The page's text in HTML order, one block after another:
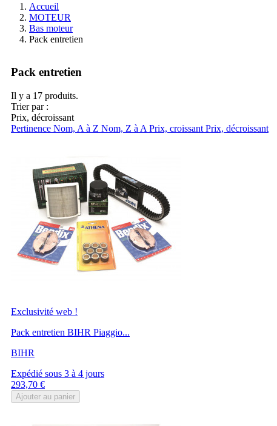
Accueil
MOTEUR
Bas moteur
Pack entretien
Pack entretien
Il y a 17 produits.
Trier par :
Prix, décroissant
Pertinence Nom, A à Z Nom, Z à A Prix, croissant Prix, décroissant
Exclusivité web !
Pack entretien BIHR Piaggio...
BIHR
Expédié sous 3 à 4 jours
Prix
293,70 €
Ajouter au panier